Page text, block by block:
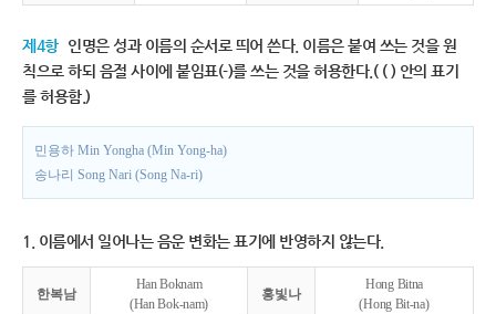
제4항 인명은 성과 이름의 순서로 띄어 쓴다. 이름은 붙여 쓰는 것을 원
칙으로 하되 음절 사이에 붙임표(-)를 쓰는 것을 허용한다.( ( ) 안의 표기
를 허용함.)
민용하 Min Yongha (Min Yong-ha)
송나리 Song Nari (Song Na-ri)
1. 이름에서 일어나는 음운 변화는 표기에 반영하지 않는다.
한복남
Han Boknam
(Han Bok-nam)
홍빛나
Hong Bitna
(Hong Bit-na)